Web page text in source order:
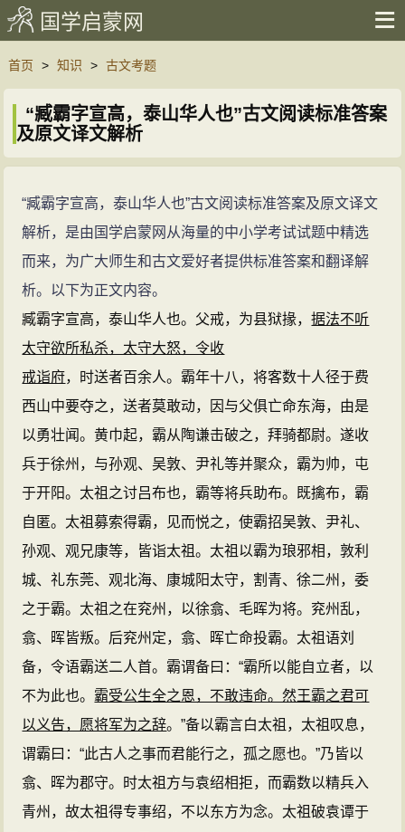
国学启蒙网
首页 > 知识 > 古文考题
“臧霸字宣高，泰山华人也”古文阅读标准答案
及原文译文解析
“臧霸字宣高，泰山华人也”古文阅读标准答案及原文译文
解析，是由国学启蒙网从海量的中小学考试试题中精选
而来，为广大师生和古文爱好者提供标准答案和翻译解
析。以下为正文内容。
臧霸字宣高，泰山华人也。父戒，为县狱掾，据法不听
太守欲所私杀，太守大怒，令收
戒诣府，时送者百余人。霸年十八，将客数十人径于费
西山中要夺之，送者莫敢动，因与父俱亡命东海，由是
以勇壮闻。黄巾起，霸从陶谦击破之，拜骑都尉。遂收
兵于徐州，与孙观、吴敦、尹礼等并聚众，霸为帅，屯
于开阳。太祖之讨吕布也，霸等将兵助布。既擒布，霸
自匿。太祖募索得霸，见而悦之，使霸招吴敦、尹礼、
孙观、观兄康等，皆诣太祖。太祖以霸为琅邪相，敦利
城、礼东莞、观北海、康城阳太守，割青、徐二州，委
之于霸。太祖之在兖州，以徐翕、毛晖为将。兖州乱，
翕、晖皆叛。后兖州定，翕、晖亡命投霸。太祖语刘
备，令语霸送二人首。霸谓备曰：“霸所以能自立者，以
不为此也。 霸受公生全之恩，不敢违命。然王霸之君可
以义告，愿将军为之辞。”备以霸言白太祖，太祖叹息，
谓霸曰：“此古人之事而君能行之，孤之愿也。”乃皆以
翕、晖为郡守。时太祖方与袁绍相拒，而霸数以精兵入
青州，故太祖得专事绍，不以东方为念。太祖破袁谭于